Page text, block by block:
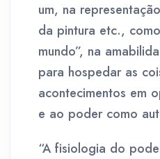
um, na
da pintura etc.,
mundo”, na
para hospedar as
acontecimentos em
e ao poder como
“A fisiologia do